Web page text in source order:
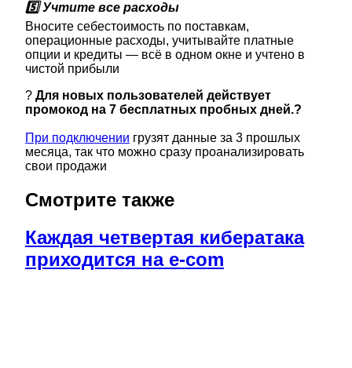
5️⃣ Учтите все расходы
Вносите себестоимость по поставкам,
операционные расходы, учитывайте платные
опции и кредиты — всё в одном окне и учтено в
чистой прибыли
? Для новых пользователей действует
промокод на 7 бесплатных пробных дней.?
При подключении грузят данные за 3 прошлых
месяца, так что можно сразу проанализировать
свои продажи
Смотрите также
Каждая четвертая кибератака
приходится на e-com